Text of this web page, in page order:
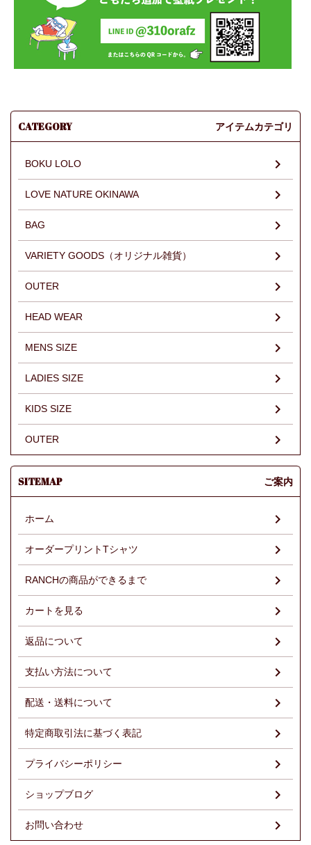
CATEGORY アイテムカテゴリ
BOKU LOLO
LOVE NATURE OKINAWA
BAG
VARIETY GOODS（オリジナル雑貨）
OUTER
HEAD WEAR
MENS SIZE
LADIES SIZE
KIDS SIZE
OUTER
SITEMAP ご案内
ホーム
オーダープリントTシャツ
RANCHの商品ができるまで
カートを見る
返品について
支払い方法について
配送・送料について
特定商取引法に基づく表記
プライバシーポリシー
ショップブログ
お問い合わせ